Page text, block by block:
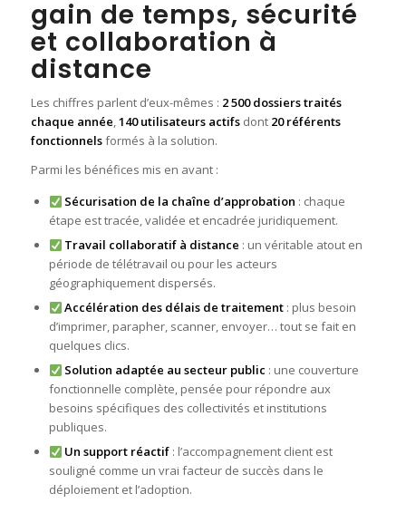
gain de temps, sécurité
et collaboration à
distance
Les chiffres parlent d’eux-mêmes : 2 500 dossiers traités
chaque année,140 utilisateurs actifsdont 20 référents
fonctionnelsformés à la solution.
Parmi les bénéfices mis en avant :
Sécurisation de la chaîne d’approbation : chaque
étape est tracée, validée et encadrée juridiquement.
Travail collaboratif à distance : un véritable atout en
période de télétravail ou pour les acteurs
géographiquement dispersés.
Accélération des délais de traitement : plus besoin
d’imprimer, parapher, scanner, envoyer… tout se fait en
quelques clics.
Solution adaptée au secteur public : une couverture
fonctionnelle complète, pensée pour répondre aux
besoins spécifiques des collectivités et institutions
publiques.
Un support réactif : l’accompagnement client est
souligné comme un vrai facteur de succès dans le
déploiement et l’adoption.